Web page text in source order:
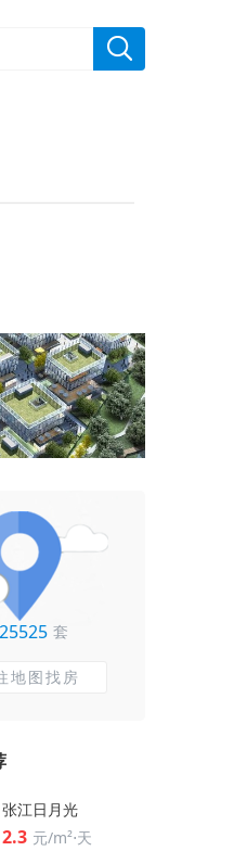
25525 套
地图找房
张江日月光
2.3 元/m²⋅天